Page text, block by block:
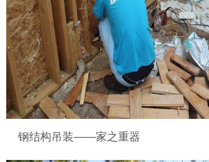
钢结构吊装——家